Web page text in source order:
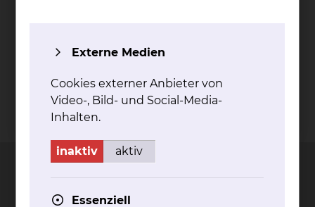
Kontakt
Externe Medien
Cookies externer Anbieter von
Video-, Bild- und Social-Media-
Inhalten.
inaktiv aktiv
Essenziell